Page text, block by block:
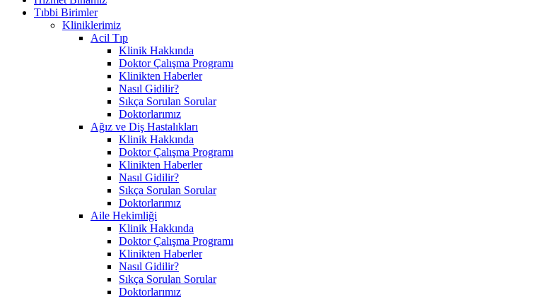
Tıbbi Birimler
Kliniklerimiz
Acil Tıp
Klinik Hakkında
Doktor Çalışma Programı
Klinikten Haberler
Nasıl Gidilir?
Sıkça Sorulan Sorular
Doktorlarımız
Ağız ve Diş Hastalıkları
Klinik Hakkında
Doktor Çalışma Programı
Klinikten Haberler
Nasıl Gidilir?
Sıkça Sorulan Sorular
Doktorlarımız
Aile Hekimliği
Klinik Hakkında
Doktor Çalışma Programı
Klinikten Haberler
Nasıl Gidilir?
Sıkça Sorulan Sorular
Doktorlarımız